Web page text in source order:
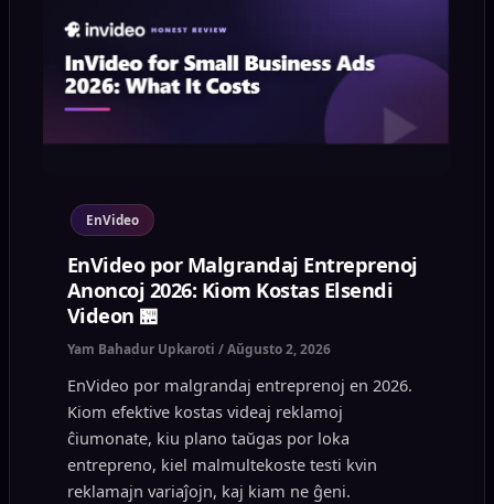
EnVideo
EnVideo por Malgrandaj Entreprenoj
Anoncoj 2026: Kiom Kostas Elsendi
Videon 🏪
Yam Bahadur Upkaroti /Aŭgusto 2, 2026
EnVideo por malgrandaj entreprenoj en 2026.
Kiom efektive kostas videaj reklamoj
ĉiumonate, kiu plano taŭgas por loka
entrepreno, kiel malmultekoste testi kvin
reklamajn variaĵojn, kaj kiam ne ĝeni.